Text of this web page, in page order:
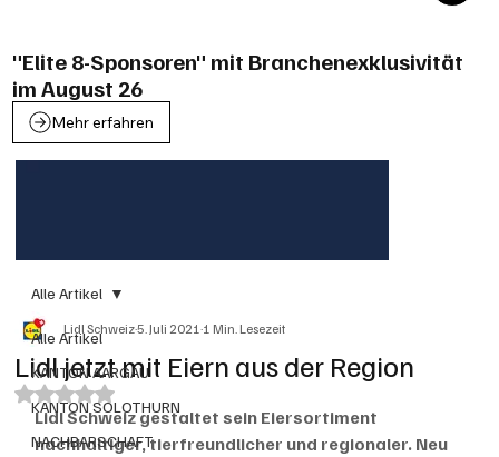
"Elite 8-Sponsoren" mit Branchenexklusivität
im August 26
Mehr erfahren
Alle Artikel
KANTON AARGAU
KANTON SOLOTHURN
NACHBARSCHAFT
Alle Artikel
Lidl jetzt mit Eiern aus der Region
Lidl Schweiz5. Juli 20211 Min. Lesezeit
Mit NaN von 5 Sternen bewertet.
Lidl Schweiz gestaltet sein Eiersortiment
nachhaltiger, tierfreundlicher und regionaler. Neu